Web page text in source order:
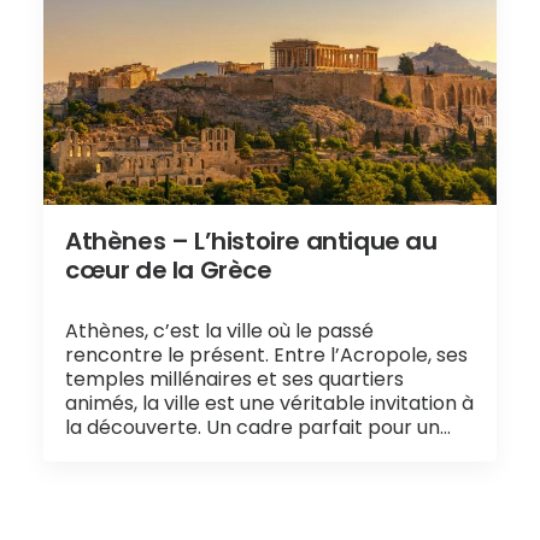
Athènes – L’histoire antique au
cœur de la Grèce
Athènes, c’est la ville où le passé
rencontre le présent. Entre l’Acropole, ses
temples millénaires et ses quartiers
animés, la ville est une véritable invitation à
la découverte. Un cadre parfait pour un…